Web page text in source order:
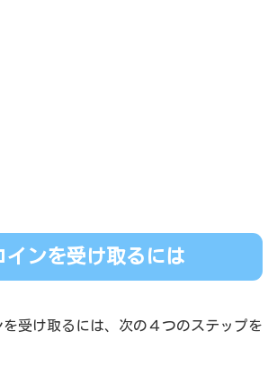
インを受け取るには
受け取るには、次の４つのステップを